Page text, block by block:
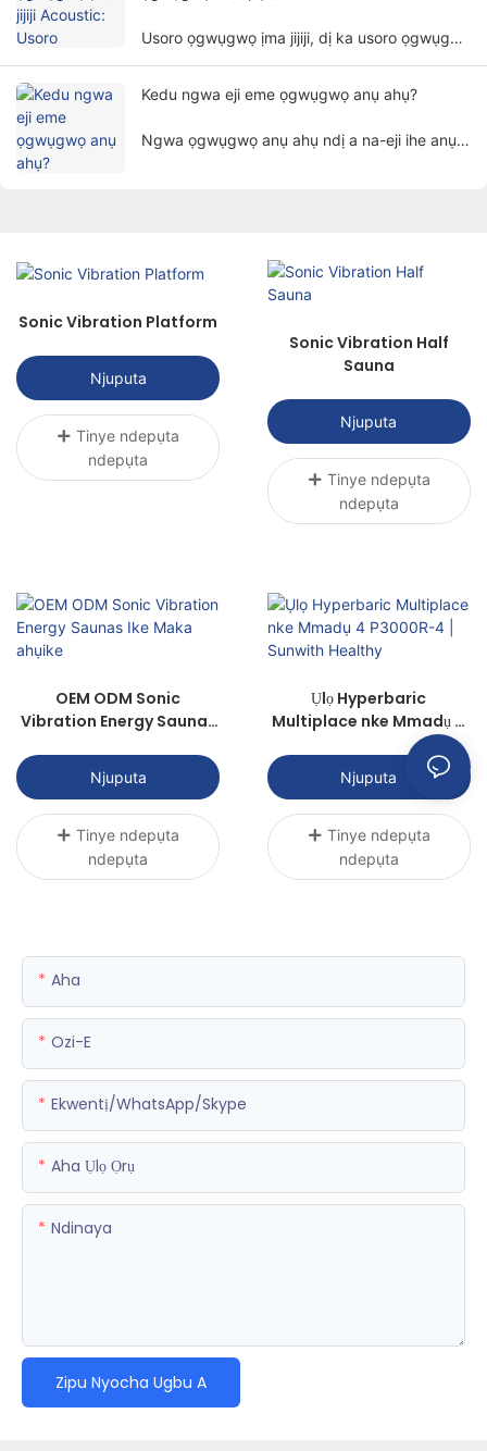
Usoro ọgwụgwọ ịma jijiji, dị ka usoro ọgwụgwọ
Kedu ngwa eji eme ọgwụgwọ anụ ahụ?
Ngwa ọgwụgwọ anụ ahụ ndị a na-eji ihe anụ
Sonic Vibration Platform
Njuputa
Tinye ndepụta
ndepụta
Sonic Vibration Half
Sauna
Njuputa
Tinye ndepụta
ndepụta
OEM ODM Sonic
Vibration Energy Saunas
Njuputa
Tinye ndepụta
ndepụta
Ụlọ Hyperbaric
Multiplace nke Mmadụ 4
P3000R-4 | Sunwith
Healthy
Njuputa
Tinye ndepụta
ndepụta
Aha
Ozi-E
Ekwentị/WhatsApp/Skype
Aha Ụlọ Ọrụ
Ndinaya
Zipu Nyocha Ugbu A